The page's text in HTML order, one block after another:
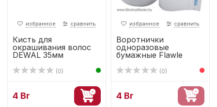
избранное сравнить
Кисть для
окрашивания волос
DEWAL 35мм
(0)
4 Br
избранное сравнить
Воротнички
одноразовые
бумажные Flawle
(0)
4 Br